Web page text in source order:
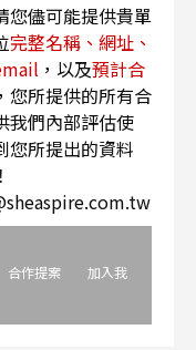
您儘可能提供貴單
完整名稱、網址、
，以及預計合
您所提供的所有合
我們內部評估使
您所提出的資料
合作提案
加入我